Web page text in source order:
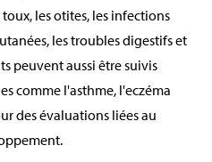
les otites, les infections
les troubles digestifs et
peuvent aussi être suivis
comme l'asthme, l'eczéma
des évaluations liées au